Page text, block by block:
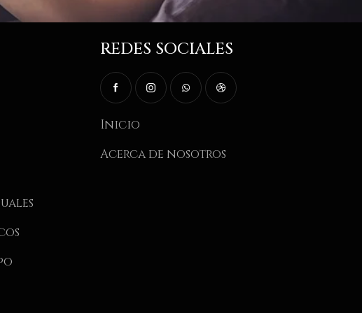
REDES SOCIALES
Inicio
Acerca de nosotros